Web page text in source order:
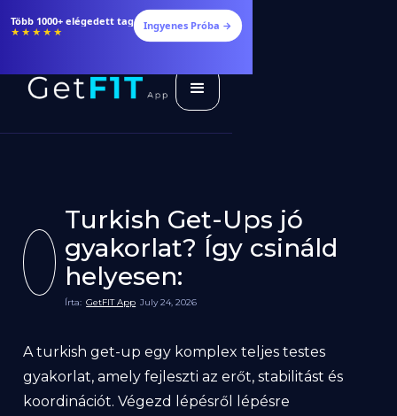
Több 1000+ elégedett tag
★★★★★ Ingyenes Próba →
Turkish Get-Ups jó
gyakorlat? Így csináld
helyesen:
Írta: GetFIT App July 24, 2026
A turkish get-up egy komplex teljes testes
gyakorlat, amely fejleszti az erőt, stabilitást és
koordinációt. Végezd lépésről lépésre